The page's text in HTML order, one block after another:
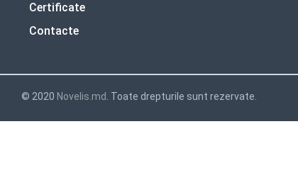
Certificate
Contacte
© 2020 Novelis.md. Toate drepturile sunt rezervate.